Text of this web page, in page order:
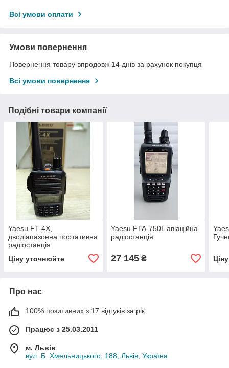
Всі умови оплати
Умови повернення
Повернення товару впродовж 14 днів за рахунок покупця
Всі умови повернення
Подібні товари компанії
Yaesu FT-4X,
дводіапазонна портативна
радіостанція
Ціну уточнюйте
Yaesu FTA-750L авіаційна
радіостанція
27 145₴
Про нас
100% позитивних з 17 відгуків за рік
Працює з 25.03.2011
м. Львів
вул. Б. Хмельницького, 188, Львів, Україна